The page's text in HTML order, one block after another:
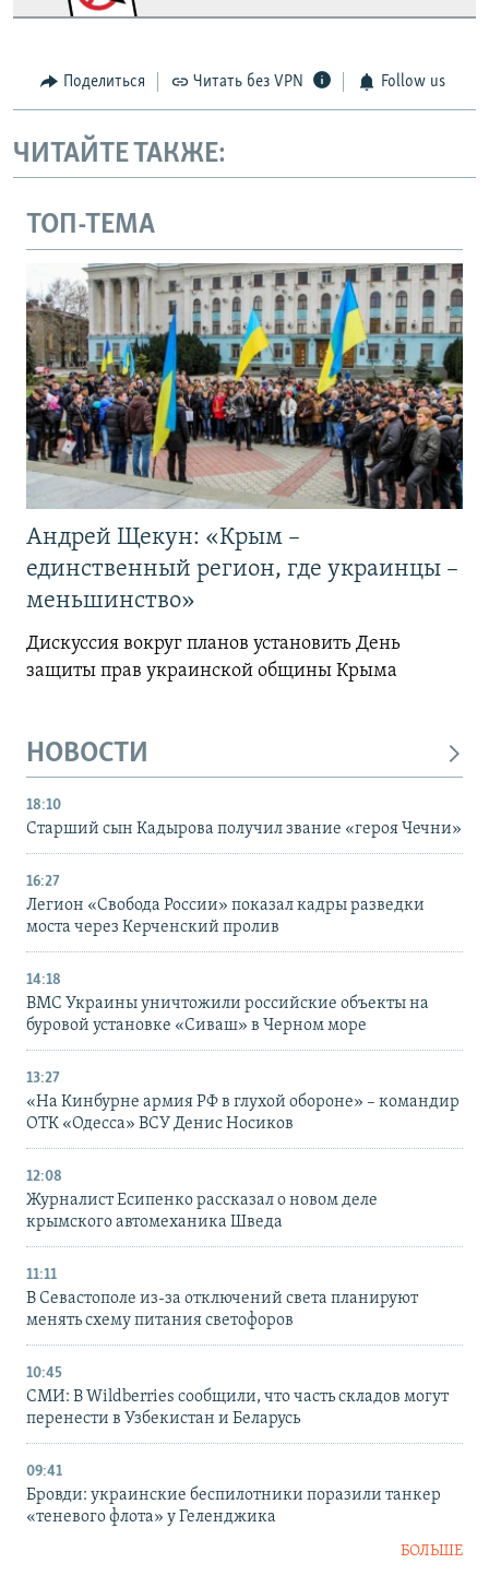
Поделиться Читать без VPN Follow us
ЧИТАЙТЕ ТАКЖЕ:
ТОП-ТЕМА
Андрей Щекун: «Крым –
единственный регион, где украинцы –
меньшинство»
Дискуссия вокруг планов установить День
защиты прав украинской общины Крыма
НОВОСТИ
18:10
Старший сын Кадырова получил звание «героя Чечни»
16:27
Легион «Свобода России» показал кадры разведки
моста через Керченский пролив
14:18
ВМС Украины уничтожили российские объекты на
буровой установке «Сиваш» в Черном море
13:27
«На Кинбурне армия РФ в глухой обороне» – командир
ОТК «Одесса» ВСУ Денис Носиков
12:08
Журналист Есипенко рассказал о новом деле
крымского автомеханика Шведа
11:11
В Севастополе из-за отключений света планируют
менять схему питания светофоров
10:45
СМИ: В Wildberries сообщили, что часть складов могут
перенести в Узбекистан и Беларусь
09:41
Бровди: украинские беспилотники поразили танкер
«теневого флота» у Геленджика
БОЛЬШЕ